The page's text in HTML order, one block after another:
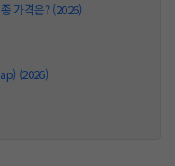
가격은? (2026)
(2026)